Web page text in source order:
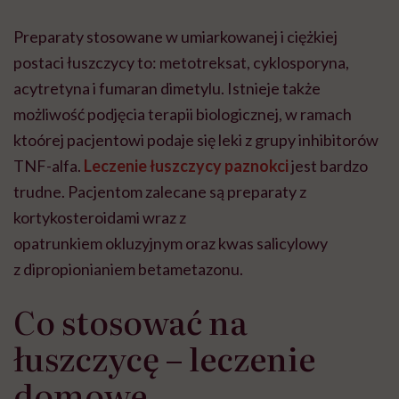
Preparaty stosowane w umiarkowanej i ciężkiej
postaci łuszczycyto: metotreksat, cyklosporyna,
acytretyna i fumaran dimetylu. Istnieje także
możliwość podjęcia terapii biologicznej, w ramach
ktoórej pacjentowi podaje sięleki z grupy inhibitorów
TNF-alfa. Leczenie łuszczycy paznokcijest bardzo
trudne. Pacjentom zalecane są preparaty z
kortykosteroidami wraz z
opatrunkiem okluzyjnym oraz kwas salicylowy
z dipropionianiem betametazonu.
Co stosować na
łuszczycę – leczenie